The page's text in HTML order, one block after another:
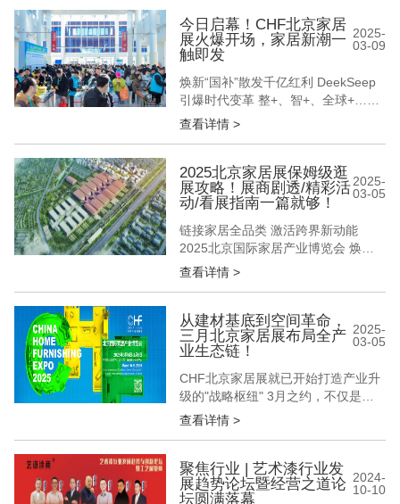
千帆竞发、百舸争流的产业交响曲 擂
响2025年家居人全力增长的新战鼓
01/ 以流量链接全球大生意 本届展会
以"链接家居全品...
今日启幕！CHF北京家居
展火爆开场，家居新潮一
触即发
2025-
03-09
焕新“国补”散发千亿红利 DeekSeep
引爆时代变革 整+、智+、全球+……
3月6日，CHF北京国际家居展盛大启
点 以“链接家居新品类 激发跨界新动
能”为展会新主题 呈现一场北京为
圆、辐射全球的家居盛宴 3000+品
牌、1...
查看详情 >
2025北京家居展保姆级逛
展攻略！展商剧透/精彩活
动/看展指南一篇就够！
2025-
03-05
链接家居全品类 激活跨界新动能
2025北京国际家居产业博览会 焕新
升级，聚力共生 3月6-9日 中国国际
观展不迷路！ *建议收藏本文~* 01 观
展时间 02 展会地点 中国国际展览中
心（顺义馆） 观众入口：东、南、西
登录厅...
查看详情 >
从建材基底到空间革命，
三月北京家居展布局全产
业生态链！
2025-
03-05
CHF北京家居展就已开始打造产业升
级的"战略枢纽" 3月之约，不仅是展
会之约 更是一场定义产业未来的"生
的完整作战沙盘 CHF北京家居展努力
通过重构"资源整合"的维度 将跨界经
查看详情 >
聚焦行业 | 艺术漆行业发
展趋势论坛暨经营之道论
坛圆满落幕
2024-
10-10